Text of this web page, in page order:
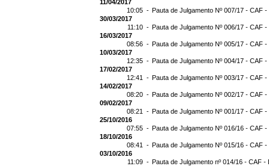
11/04/2017
10:05 - Pauta de Julgamento Nº 007/17 - CAF
30/03/2017
11:10 - Pauta de Julgamento Nº 006/17 - CAF
16/03/2017
08:56 - Pauta de Julgamento Nº 005/17 - CAF
10/03/2017
12:35 - Pauta de Julgamento Nº 004/17 - CAF
17/02/2017
12:41 - Pauta de Julgamento Nº 003/17 - CAF
14/02/2017
08:20 - Pauta de Julgamento Nº 002/17 - CAF
09/02/2017
08:21 - Pauta de Julgamento Nº 001/17 - CAF
25/10/2016
07:55 - Pauta de Julgamento Nº 016/16 - CAF
18/10/2016
08:41 - Pauta de Julgamento Nº 015/16 - CAF
03/10/2016
11:09 - Pauta de Julgamento nº 014/16 - CAF -